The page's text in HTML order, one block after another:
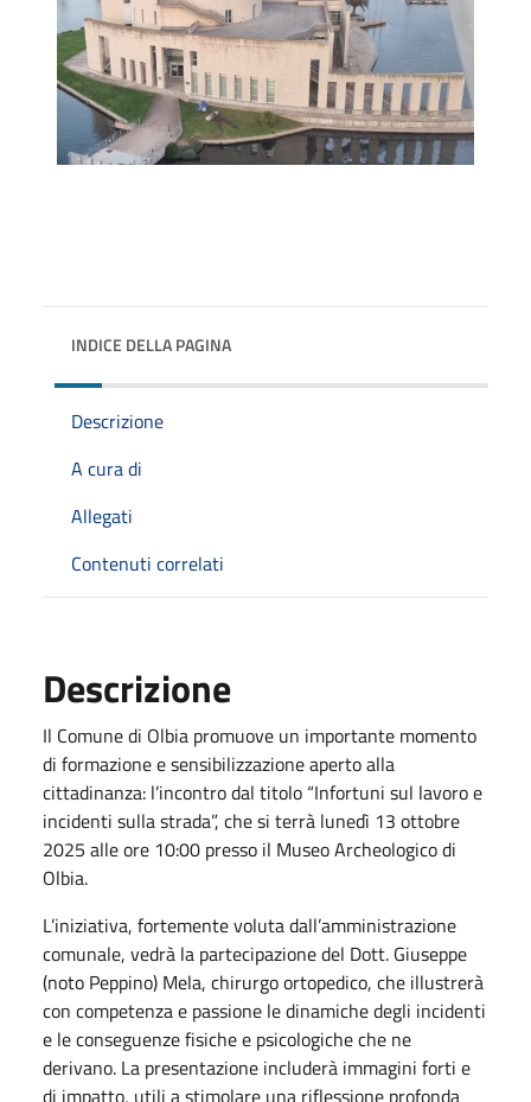
INDICE DELLA PAGINA
Descrizione
A cura di
Allegati
Contenuti correlati
Descrizione
Il Comune di Olbia promuove un importante momento
di formazione e sensibilizzazione aperto alla
cittadinanza: l’incontro dal titolo “Infortuni sul lavoro e
incidenti sulla strada”, che si terrà lunedì 13 ottobre
2025 alle ore 10:00 presso il Museo Archeologico di
Olbia.
L’iniziativa, fortemente voluta dall’amministrazione
comunale, vedrà la partecipazione del Dott. Giuseppe
(noto Peppino) Mela, chirurgo ortopedico, che illustrerà
con competenza e passione le dinamiche degli incidenti
e le conseguenze fisiche e psicologiche che ne
derivano. La presentazione includerà immagini forti e
di impatto, utili a stimolare una riflessione profonda